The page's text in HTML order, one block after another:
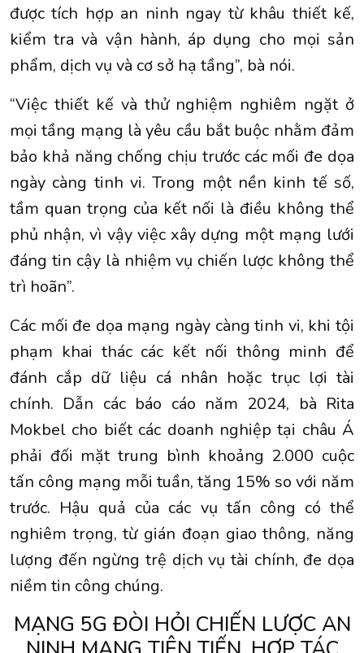
được tích hợp an ninh ngay từ khâu thiết kế,
kiểm tra và vận hành, áp dụng cho mọi sản
phẩm, dịch vụ và cơ sở hạ tầng”, bà nói.
“Việc thiết kế và thử nghiệm nghiêm ngặt ở
mọi tầng mạng là yêu cầu bắt buộc nhằm đảm
bảo khả năng chống chịu trước các mối đe dọa
ngày càng tinh vi. Trong một nền kinh tế số,
tầm quan trọng của kết nối là điều không thể
phủ nhận, vì vậy việc xây dựng một mạng lưới
đáng tin cậy là nhiệm vụ chiến lược không thể
trì hoãn”.
Các mối đe dọa mạng ngày càng tinh vi, khi tội
phạm khai thác các kết nối thông minh để
đánh cắp dữ liệu cá nhân hoặc trục lợi tài
chính. Dẫn các báo cáo năm 2024, bà Rita
Mokbel cho biết các doanh nghiệp tại châu Á
phải đối mặt trung bình khoảng 2.000 cuộc
tấn công mạng mỗi tuần, tăng 15% so với năm
trước. Hậu quả của các vụ tấn công có thể
nghiêm trọng, từ gián đoạn giao thông, năng
lượng đến ngừng trệ dịch vụ tài chính, đe dọa
niềm tin công chúng.
MẠNG 5G ĐÒI HỎI CHIẾN LƯỢC AN